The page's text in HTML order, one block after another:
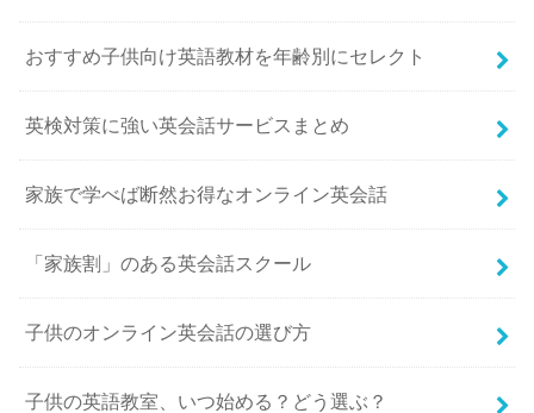
おすすめ子供向け英語教材を年齢別にセレクト
英検対策に強い英会話サービスまとめ
家族で学べば断然お得なオンライン英会話
「家族割」のある英会話スクール
子供のオンライン英会話の選び方
子供の英語教室、いつ始める？どう選ぶ？